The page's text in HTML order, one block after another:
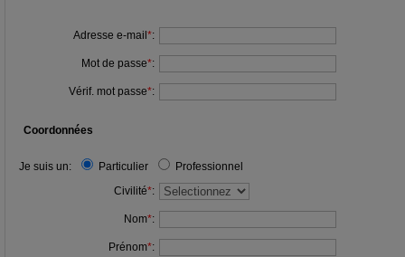
Adresse e-mail *:
Mot de passe*:
Vérif. mot passe*:
Coordonnées
Je suis un: Particulier
Professionnel
Civilité*:
Nom*:
Prénom*: